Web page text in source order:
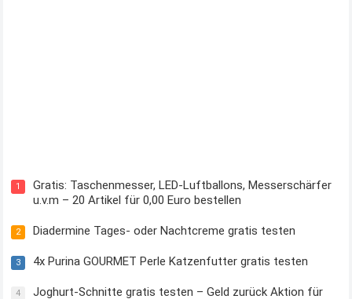
1
Gratis: Taschenmesser, LED-Luftballons, Messerschärfer
u.v.m – 20 Artikel für 0,00 Euro bestellen
2 Diadermine Tages- oder Nachtcreme gratis testen
3 4x Purina GOURMET Perle Katzenfutter gratis testen
4 Joghurt-Schnitte gratis testen – Geld zurück Aktion für